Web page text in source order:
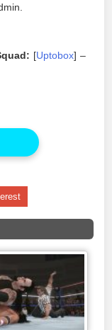
[Uptobox] –